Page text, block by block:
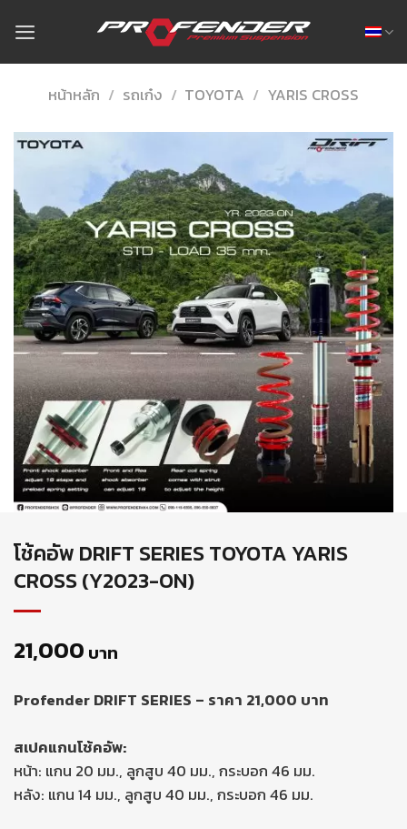
content
หน้าหลัก / รถเก๋ง / TOYOTA / YARIS CROSS
โช้คอัพ DRIFT SERIES TOYOTA YARIS
CROSS (Y2023-ON)
21,000 บาท
Profender DRIFT SERIES – ราคา 21,000 บาท
สเปคแกนโช้คอัพ:
หน้า: แกน 20 มม., ลูกสูบ 40 มม., กระบอก 46 มม.
หลัง: แกน 14 มม., ลูกสูบ 40 มม., กระบอก 46 มม.